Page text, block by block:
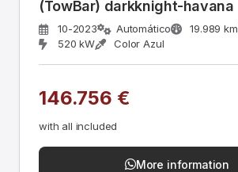
(TowBar) darkknight-havana
10-2023 Automático 19.989 km
520 kW
Color Azul
146.756 €
with all included
More information